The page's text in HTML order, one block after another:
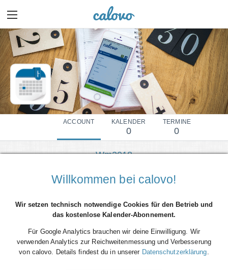
ACCOUNT KALENDER
0
TERMINE
0
Wm2018
Mehr Details einblenden
Willkommen bei calovo!
Wir setzen technisch notwendige Cookies für den Betrieb und
das kostenlose Kalender-Abonnement.
Für Google Analytics brauchen wir deine Einwilligung. Wir
verwenden Analytics zur Reichweitenmessung und Verbesserung
von calovo. Details findest du in unserer Datenschutzerklärung